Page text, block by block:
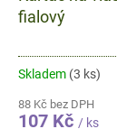
fialový
Skladem (3 ks)
88 Kč bez DPH
107 Kč / ks